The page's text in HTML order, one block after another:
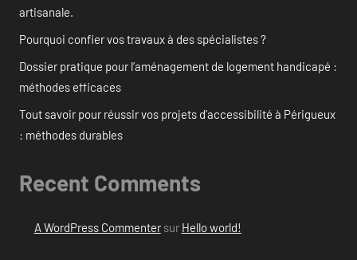
artisanale.
Pourquoi confier vos travaux à des spécialistes ?
Dossier pratique pour l’aménagement de logement handicapé :
méthodes efficaces
Tout savoir pour réussir vos projets d’accessibilité à Périgueux
: méthodes durables
Recent Comments
A WordPress Commentersur Hello world!